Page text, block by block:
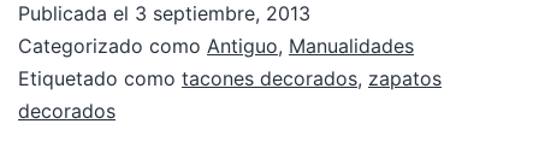
Publicada el 3 septiembre, 2013
Categorizado como Antiguo, Manualidades
Etiquetado como tacones decorados, zapatos
decorados